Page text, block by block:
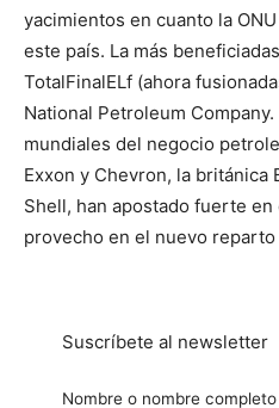
yacimientos en cuanto la
este país. La más
TotalFinalELf (ahora
National Petroleum
mundiales del negocio
Exxon y Chevron, la británica
Shell, han apostado fuerte
provecho en el nuevo reparto
Suscríbete al newsletter
Nombre o nombre completo